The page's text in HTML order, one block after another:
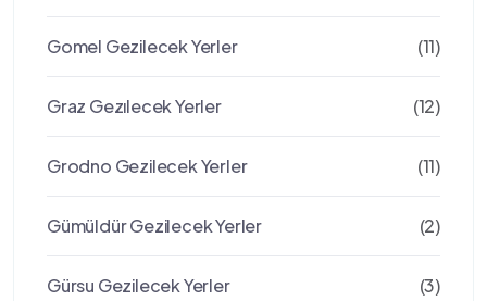
Gomel Gezilecek Yerler (11)
Graz Gezılecek Yerler (12)
Grodno Gezilecek Yerler (11)
Gümüldür Gezilecek Yerler (2)
Gürsu Gezilecek Yerler (3)